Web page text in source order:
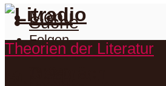
Folgen
Facebook
Menu
Suche
Podcasts
Theorien der Literatur